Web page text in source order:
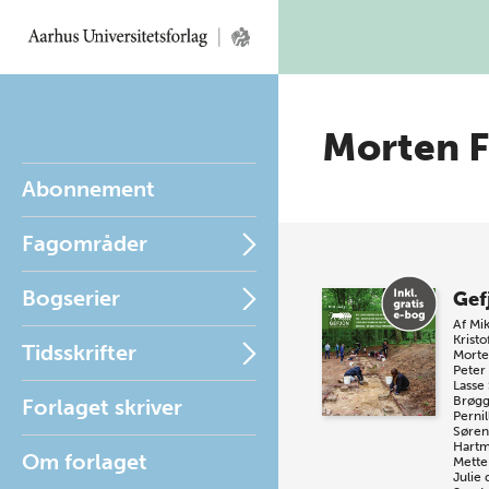
Abonnement
Fagområder
Bogserier
Tidsskrifter
Forlaget skriver
Om forlaget
Morten
Af
Peter
Julie